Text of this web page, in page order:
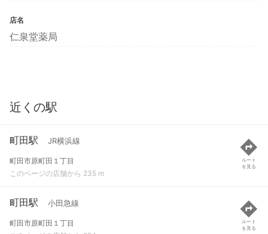
店名
仁泉堂薬局
近くの駅
町田駅 JR横浜線
町田市原町田１丁目
このページの店舗から 235 m
ルート
を見る
町田駅 小田急線
町田市原町田１丁目
ルート
を見る